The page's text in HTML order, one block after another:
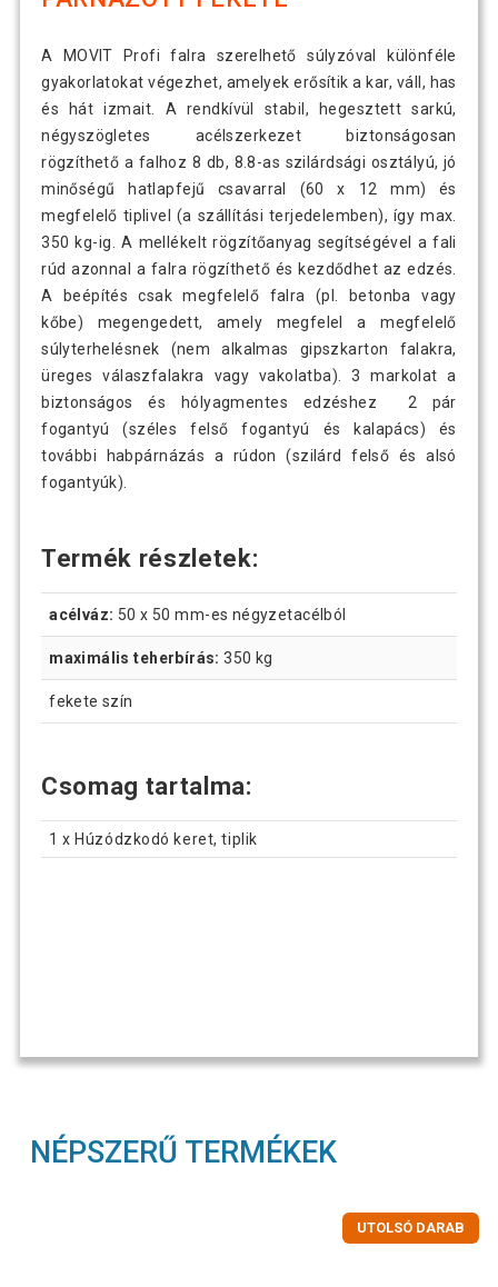
A MOVIT Profi falra szerelhető súlyzóval különféle
gyakorlatokat végezhet, amelyek erősítik a kar, váll, has
és hát izmait. A rendkívül stabil, hegesztett sarkú,
négyszögletes acélszerkezet biztonságosan
rögzíthető a falhoz 8 db, 8.8-as szilárdsági osztályú, jó
minőségű hatlapfejű csavarral (60 x 12 mm) és
megfelelő tiplivel (a szállítási terjedelemben), így max.
350 kg-ig. A mellékelt rögzítőanyag segítségével a fali
rúd azonnal a falra rögzíthető és kezdődhet az edzés.
A beépítés csak megfelelő falra (pl. betonba vagy
kőbe) megengedett, amely megfelel a megfelelő
súlyterhelésnek (nem alkalmas gipszkarton falakra,
üreges válaszfalakra vagy vakolatba). 3 markolat a
biztonságos és hólyagmentes edzéshez 2 pár
fogantyú (széles felső fogantyú és kalapács) és
további habpárnázás a rúdon (szilárd felső és alsó
fogantyúk).
Termék részletek:
acélváz: 50 x 50 mm-es négyzetacélból
maximális teherbírás: 350 kg
fekete szín
Csomag tartalma:
1 x Húzódzkodó keret, tiplik
NÉPSZERŰ TERMÉKEK
UTOLSÓ DARAB